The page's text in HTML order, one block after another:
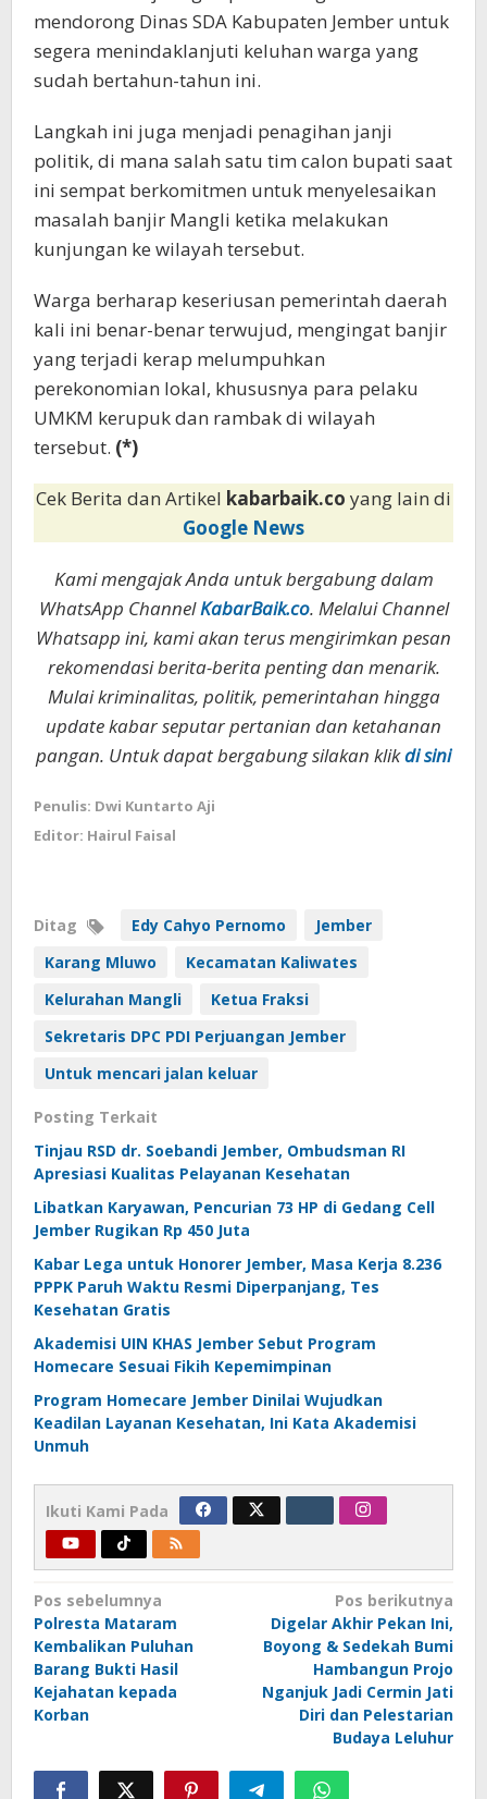
mendorong Dinas SDA Kabupaten Jember untuk
segera menindaklanjuti keluhan warga yang
sudah bertahun-tahun ini.
Langkah ini juga menjadi penagihan janji
politik, di mana salah satu tim calon bupati saat
ini sempat berkomitmen untuk menyelesaikan
masalah banjir Mangli ketika melakukan
kunjungan ke wilayah tersebut.
Warga berharap keseriusan pemerintah daerah
kali ini benar-benar terwujud, mengingat banjir
yang terjadi kerap melumpuhkan
perekonomian lokal, khususnya para pelaku
UMKM kerupuk dan rambak di wilayah
tersebut. (*)
Cek Berita dan Artikel kabarbaik.co yang lain di
Google News
Kami mengajak Anda untuk bergabung dalam
WhatsApp ChannelKabarBaik.co. Melalui Channel
Whatsapp ini, kami akan terus mengirimkan pesan
rekomendasi berita-berita penting dan menarik.
Mulai kriminalitas, politik, pemerintahan hingga
update kabar seputar pertanian dan ketahanan
pangan. Untuk dapat bergabung silakan klikdi sini
Penulis: Dwi Kuntarto Aji
Editor: Hairul Faisal
Ditag Edy Cahyo Pernomo
Jember
Karang Mluwo
Kecamatan Kaliwates
Kelurahan Mangli
Ketua Fraksi
Sekretaris DPC PDI Perjuangan Jember
Untuk mencari jalan keluar
Posting Terkait
Tinjau RSD dr. Soebandi Jember, Ombudsman RI
Apresiasi Kualitas Pelayanan Kesehatan
Libatkan Karyawan, Pencurian 73 HP di Gedang Cell
Jember Rugikan Rp 450 Juta
Kabar Lega untuk Honorer Jember, Masa Kerja 8.236
PPPK Paruh Waktu Resmi Diperpanjang, Tes
Kesehatan Gratis
Akademisi UIN KHAS Jember Sebut Program
Homecare Sesuai Fikih Kepemimpinan
Program Homecare Jember Dinilai Wujudkan
Keadilan Layanan Kesehatan, Ini Kata Akademisi
Unmuh
Ikuti Kami Pada
Navigasi
pos
Pos sebelumnya
Polresta Mataram
Kembalikan Puluhan
Barang Bukti Hasil
Kejahatan kepada
Korban
Pos berikutnya
Digelar Akhir Pekan Ini,
Boyong & Sedekah Bumi
Hambangun Projo
Nganjuk Jadi Cermin Jati
Diri dan Pelestarian
Budaya Leluhur